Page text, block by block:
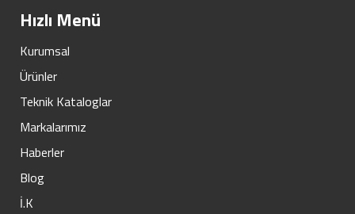
Hızlı Menü
Kurumsal
Ürünler
Teknik Kataloglar
Markalarımız
Haberler
Blog
İ.K